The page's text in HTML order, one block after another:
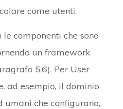
come utenti.
componenti che sono
un framework
5.6). Per User
ad esempio, il dominio
che configurano,